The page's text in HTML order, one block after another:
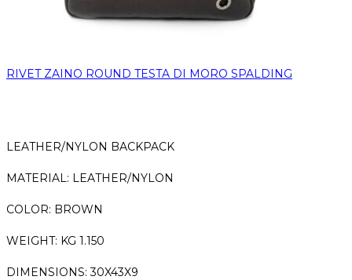
RIVET ZAINO ROUND TESTA DI MORO SPALDING
LEATHER/NYLON BACKPACK
MATERIAL: LEATHER/NYLON
COLOR: BROWN
WEIGHT: KG 1.150
DIMENSIONS: 30X43X9